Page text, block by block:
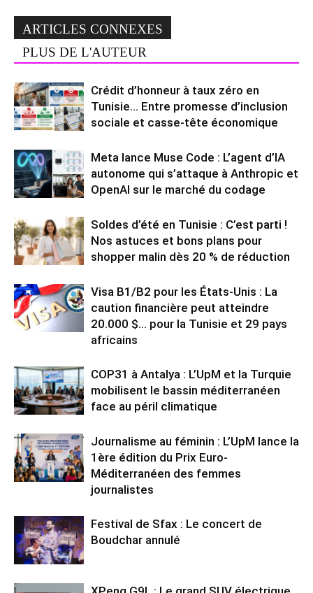
ARTICLES CONNEXES
PLUS DE L'AUTEUR
Crédit d’honneur à taux zéro en
Tunisie… Entre promesse d’inclusion
sociale et casse-tête économique
Meta lance Muse Code : L’agent d’IA
autonome qui s’attaque à Anthropic et
OpenAI sur le marché du codage
Soldes d’été en Tunisie : C’est parti !
Nos astuces et bons plans pour
shopper malin dès 20 % de réduction
Visa B1/B2 pour les États-Unis : La
caution financière peut atteindre
20.000 $… pour la Tunisie et 29 pays
africains
COP31 à Antalya : L’UpM et la Turquie
mobilisent le bassin méditerranéen
face au péril climatique
Journalisme au féminin : L’UpM lance la
1ère édition du Prix Euro-
Méditerranéen des femmes
journalistes
Festival de Sfax : Le concert de
Boudchar annulé